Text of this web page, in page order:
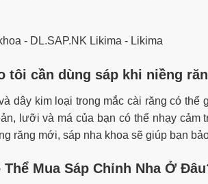
tôi cần dùng sáp khi niềng
dây kim loại trong mắc cài răng có
lưỡi và má của bạn có thể nhạy cảm
răng mới, sáp nha khoa sẽ giúp bạn
Thể Mua Sáp Chỉnh Nha Ở